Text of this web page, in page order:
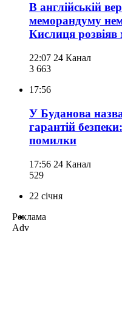
В англійській
меморандуму
Кислиця розвіяв
22:07 24 Канал
3 663
17:56
У Буданова
гарантій
помилки
17:56 24 Канал
529
22 січня
Реклама
Adv